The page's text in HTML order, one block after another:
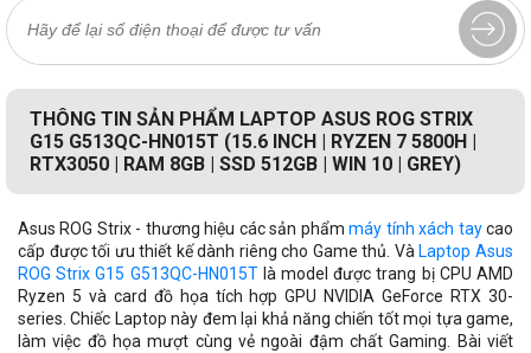
THÔNG TIN SẢN PHẨM LAPTOP ASUS ROG STRIX
G15 G513QC-HN015T (15.6 INCH | RYZEN 7 5800H |
RTX3050 | RAM 8GB | SSD 512GB | WIN 10 | GREY)
Asus ROG Strix - thương hiệu các sản phẩmmáy tính xách taycao
cấp được tối ưu thiết kế dành riêng cho Game thủ. Và Laptop Asus
ROG Strix G15 G513QC-HN015Tlà model được trang bị CPU AMD
Ryzen 5 và card đồ họa tích hợp GPU NVIDIA GeForce RTX 30-
series. Chiếc Laptop này đem lại khả năng chiến tốt mọi tựa game,
làm việc đồ họa mượt cùng vẻ ngoài đậm chất Gaming. Bài viết